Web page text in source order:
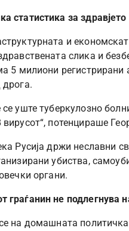
статистика за
и
слика и
5 милиони
дрога.
се уште туберкулозно
потенцираше
Русија држи неславни
убиства,
органи.
граѓанин не подлегнува
на домашната